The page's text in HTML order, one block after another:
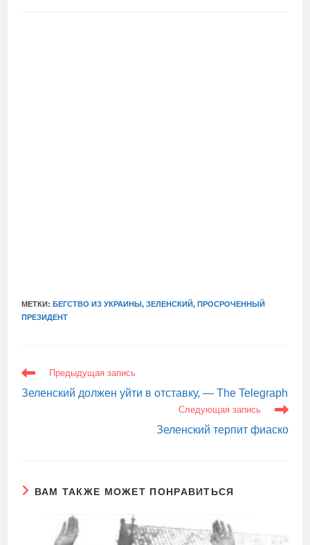
МЕТКИ:БЕГСТВО ИЗ УКРАИНЫ, ЗЕЛЕНСКИЙ, ПРОСРОЧЕННЫЙ
ПРЕЗИДЕНТ
ЕЩЕ
СТАТЬИ
Предыдущая запись
Зеленский должен уйти в отставку, — The Telegraph
Следующая запись
Зеленский терпит фиаско
ВАМ ТАКЖЕ МОЖЕТ ПОНРАВИТЬСЯ